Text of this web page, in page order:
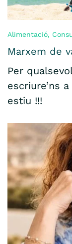
Alimentació,
Marxem de
Per
escriure’ns
estiu !!!